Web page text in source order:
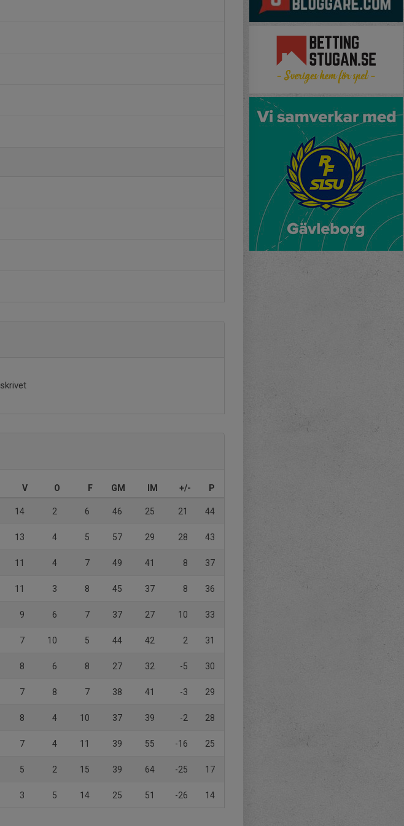
V O F GM IM +/- P
14 2 6 46 25 21 44
13 4 5 57 29 28 43
11 4 7 49 41 8 37
11 3 8 45 37 8 36
9 6 7 37 27 10 33
7 10 5 44 42 2 31
8 6 8 27 32 -5 30
7 8 7 38 41 -3 29
8 4 10 37 39 -2 28
7 4 11 39 55 -16 25
5 2 15 39 64 -25 17
3 5 14 25 51 -26 14